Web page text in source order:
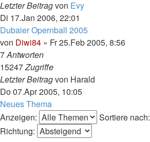
Letzter Beitragvon Evy
Di 17.Jan 2006, 22:01
Dubaier Opernball 2005
von Diwi84 » Fr 25.Feb 2005, 8:56
7Antworten
15247Zugriffe
Letzter Beitragvon Harald
Do 07.Apr 2005, 10:05
Neues Thema
Anzeigen:
Sortiere nach:
Richtung: